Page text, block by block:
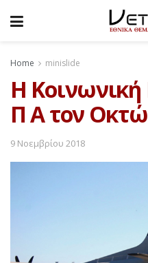
Home minislide
Η
Π Α τον
9 Νοεμβρίου 2018